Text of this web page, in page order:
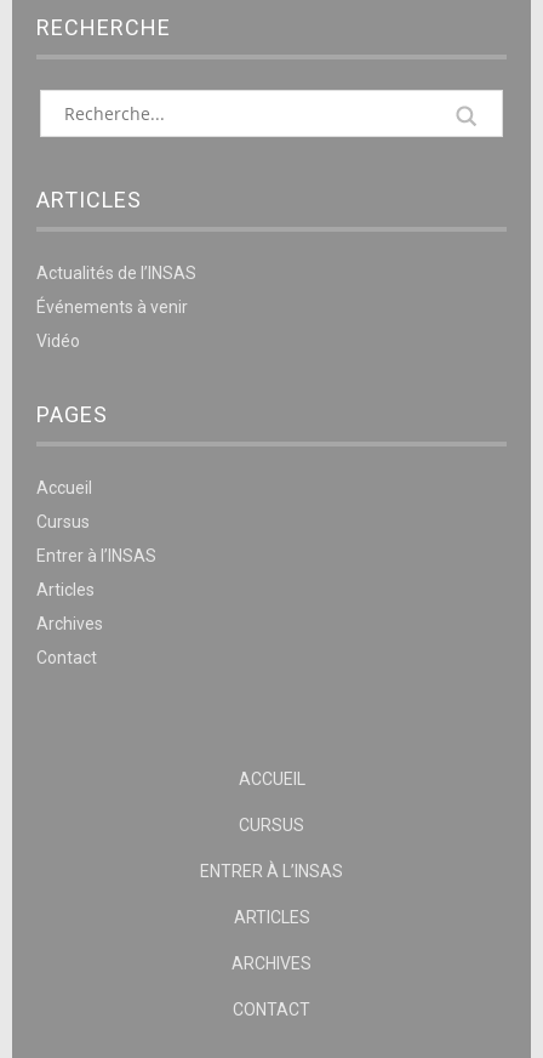
RECHERCHE
ARTICLES
Actualités de l’INSAS
Événements à venir
Vidéo
PAGES
Accueil
Cursus
Entrer à l’INSAS
Articles
Archives
Contact
ACCUEIL
CURSUS
ENTRER À L’INSAS
ARTICLES
ARCHIVES
CONTACT